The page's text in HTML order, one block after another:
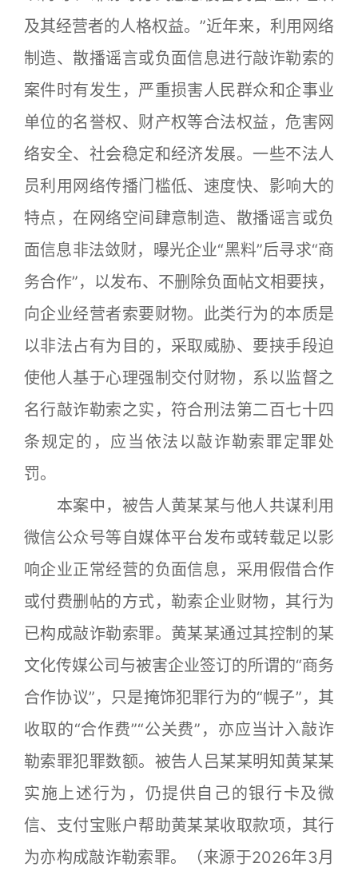
及其经营者的人格权益。”近年来，利用网络
制造、散播谣言或负面信息进行敲诈勒索的
案件时有发生，严重损害人民群众和企事业
单位的名誉权、财产权等合法权益，危害网
络安全、社会稳定和经济发展。一些不法人
员利用网络传播门槛低、速度快、影响大的
特点，在网络空间肆意制造、散播谣言或负
面信息非法敛财，曝光企业“黑料”后寻求“商
务合作”，以发布、不删除负面帖文相要挟，
向企业经营者索要财物。此类行为的本质是
以非法占有为目的，采取威胁、要挟手段迫
使他人基于心理强制交付财物，系以监督之
名行敲诈勒索之实，符合刑法第二百七十四
条规定的，应当依法以敲诈勒索罪定罪处
罚。
本案中，被告人黄某某与他人共谋利用
微信公众号等自媒体平台发布或转载足以影
响企业正常经营的负面信息，采用假借合作
或付费删帖的方式，勒索企业财物，其行为
已构成敲诈勒索罪。黄某某通过其控制的某
文化传媒公司与被害企业签订的所谓的“商务
合作协议”，只是掩饰犯罪行为的“幌子”，其
收取的“合作费”“公关费”，亦应当计入敲诈
勒索罪犯罪数额。被告人吕某某明知黄某某
实施上述行为，仍提供自己的银行卡及微
信、支付宝账户帮助黄某某收取款项，其行
为亦构成敲诈勒索罪。（来源于2026年3月